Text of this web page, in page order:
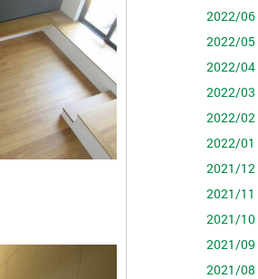
2022/06
2022/05
2022/04
2022/03
2022/02
2022/01
2021/12
2021/11
2021/10
2021/09
2021/08